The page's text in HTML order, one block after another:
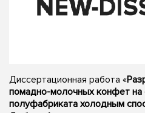
Диссертационная работа «
помадно-молочных конфет на
полуфабриката холодным